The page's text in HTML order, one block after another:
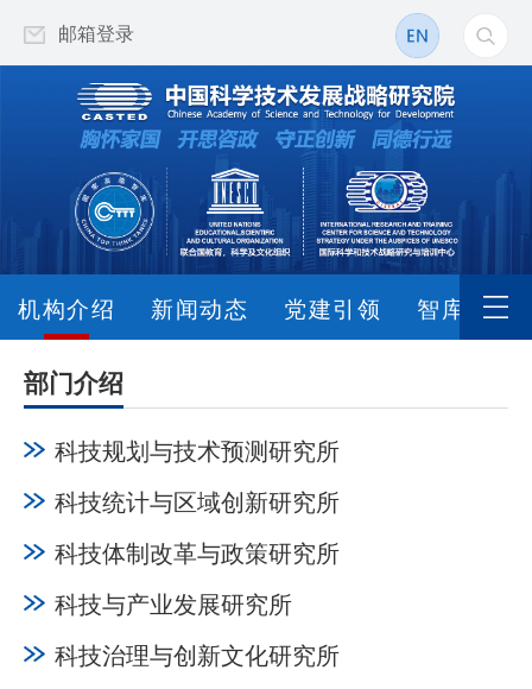
邮箱登录
机构介绍 新闻动态 党建引领 智库动态
部门介绍
科技规划与技术预测研究所
科技统计与区域创新研究所
科技体制改革与政策研究所
科技与产业发展研究所
科技治理与创新文化研究所